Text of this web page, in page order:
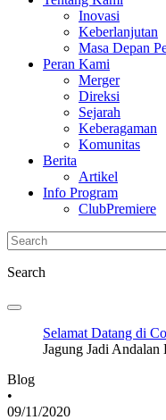
Inovasi
Keberlanjutan
Masa Depan
Peran Kami
Merger
Direksi
Sejarah
Keberagaman
Komunitas
Berita
Artikel
Info Program
ClubPremiere
Search
Selamat Datang di
Jagung Jadi
Blog
•
09/11/2020